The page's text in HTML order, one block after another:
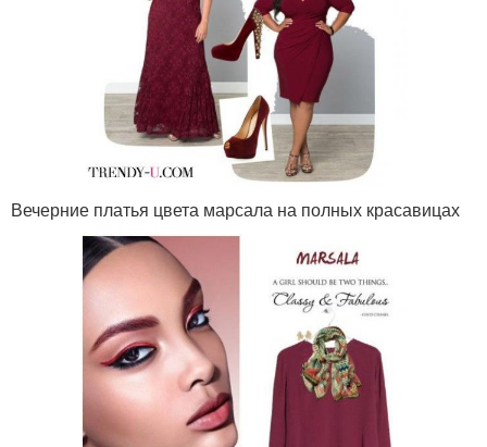
Вечерние платья цвета марсала на полных красавицах